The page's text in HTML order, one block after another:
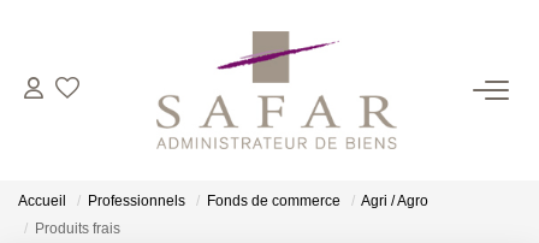
NOS CABINETS
Accueil Professionnels Fonds de commerce
Agri / Agro
Produits frais